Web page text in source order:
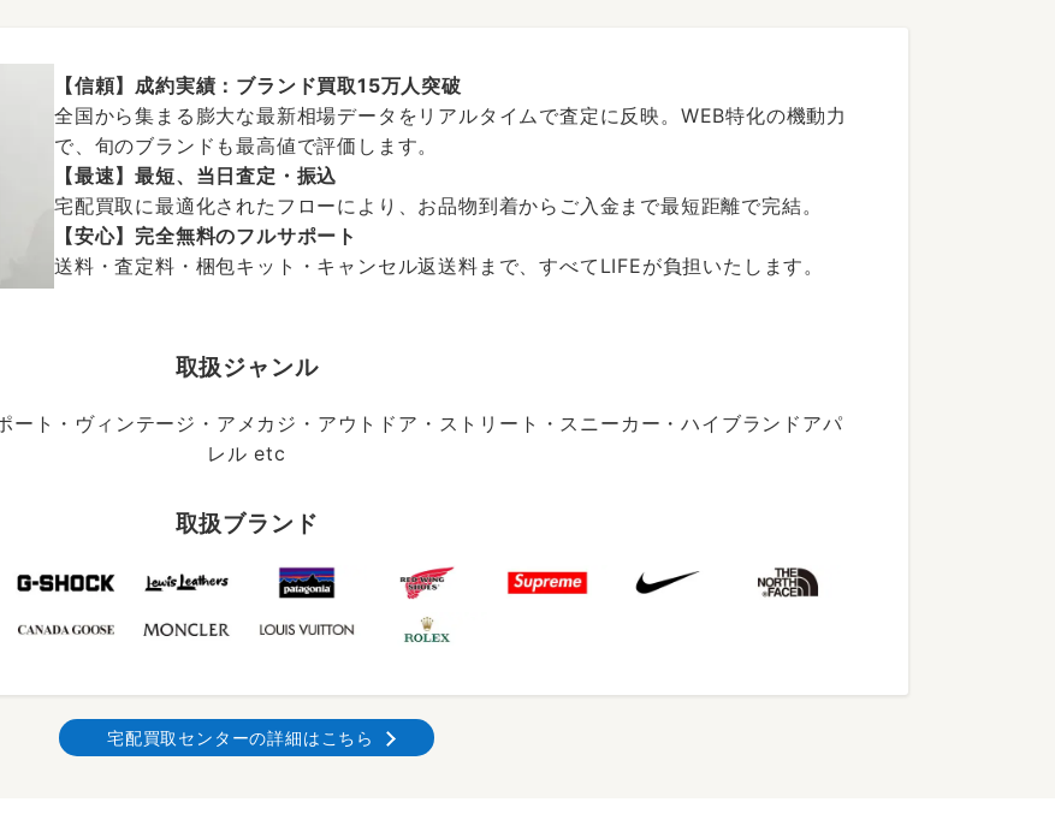
【信頼】成約実績：ブランド買取15万人突破
全国から集まる膨大な最新相場データをリアルタイムで査定に反映。WEB特化の機動力
で、旬のブランドも最高値で評価します。
【最速】最短、当日査定・振込
宅配買取に最適化されたフローにより、お品物到着からご入金まで最短距離で完結。
【安心】完全無料のフルサポート
送料・査定料・梱包キット・キャンセル返送料まで、すべてLIFEが負担いたします。
取扱ジャンル
ート・ヴィンテージ・アメカジ・アウトドア・ストリート・スニーカー・ハイブランドアパ
レル etc
取扱ブランド
宅配買取センターの詳細はこちら